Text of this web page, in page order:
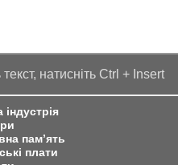
натисніть Ctrl + Insert
пам’ять
плати